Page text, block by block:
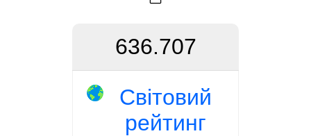
636.707
Світовий
рейтинг